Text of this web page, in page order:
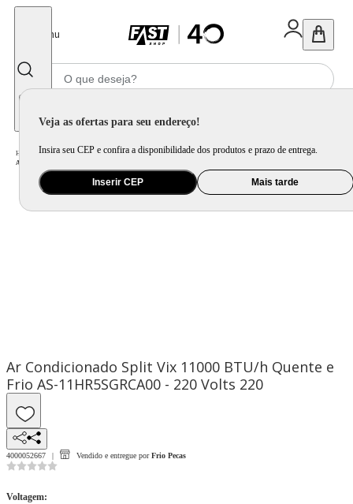
Menu
Veja as ofertas para seu endereço!
Insira seu CEP e confira a disponibilidade dos produtos e prazo de entrega.
Inserir CEP Mais tarde
Home Ar e Ventilação / Ar Condicionado
Ar Condicionado Split Vix 11000 BTU/h Quente e Frio AS-11HR5SGRCA00 - 220 Volts
Ar Condicionado Split Vix 11000 BTU/h Quente e
Frio AS-11HR5SGRCA00 - 220 Volts 220
4000052667 Vendido e entregue por Frio Pecas
Voltagem: